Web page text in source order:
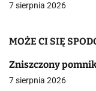
7 sierpnia 2026
MOŻE CI SIĘ
Zniszczony
7 sierpnia 2026